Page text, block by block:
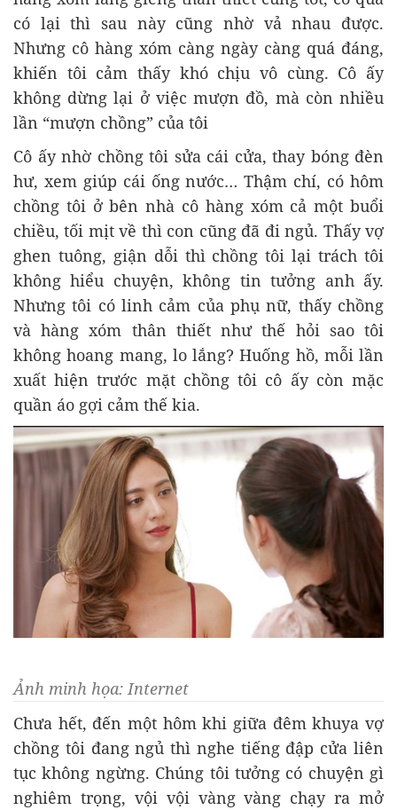
có lại thì sau này cũng nhờ vả nhau được.
Nhưng cô hàng xóm càng ngày càng quá đáng,
khiến tôi cảm thấy khó chịu vô cùng. Cô ấy
không dừng lại ở việc mượn đồ, mà còn nhiều
lần “mượn chồng” của tôi
Cô ấy nhờ chồng tôi sửa cái cửa, thay bóng đèn
hư, xem giúp cái ống nước… Thậm chí, có hôm
chồng tôi ở bên nhà cô hàng xóm cả một buổi
chiều, tối mịt về thì con cũng đã đi ngủ. Thấy vợ
ghen tuông, giận dỗi thì chồng tôi lại trách tôi
không hiểu chuyện, không tin tưởng anh ấy.
Nhưng tôi có linh cảm của phụ nữ, thấy chồng
và hàng xóm thân thiết như thế hỏi sao tôi
không hoang mang, lo lắng? Huống hồ, mỗi lần
xuất hiện trước mặt chồng tôi cô ấy còn mặc
quần áo gợi cảm thế kia.
Ảnh minh họa: Internet
Chưa hết, đến một hôm khi giữa đêm khuya vợ
chồng tôi đang ngủ thì nghe tiếng đập cửa liên
tục không ngừng. Chúng tôi tưởng có chuyện gì
nghiêm trọng, vội vội vàng vàng chạy ra mở